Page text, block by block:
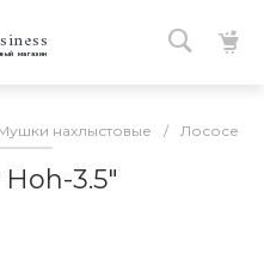
магазин
нахлыстовые /
3.5"